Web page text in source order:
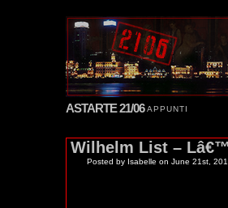
ASTARTE 21/06 APPUNTI
Wilhelm List –
Posted by Isabelle on June 21st,